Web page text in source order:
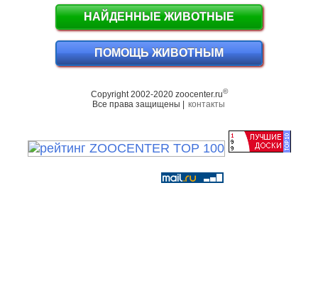
НАЙДЕННЫЕ ЖИВОТНЫЕ
ПОМОЩЬ ЖИВОТНЫМ
Copyright 2002-2020 zoocenter.ru©
Все права защищены | контакты